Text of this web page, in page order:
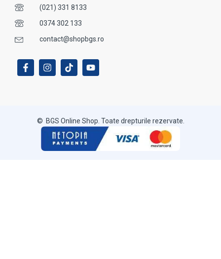
(021) 331 8133
0374 302 133
contact@shopbgs.ro
© BGS Online Shop. Toate drepturile rezervate.